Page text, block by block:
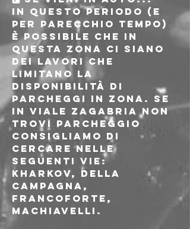
In questo periodo (e
per parecchio tempo)
è possibile che in
questa zona ci siano
dei lavori che
limitano la
disponibilità di
parcheggi in zona. Se
in viale Zagabria non
trovi parcheggio
consigliamo di
cercare nelle
seguenti vie:
Kharkov, della
Campagna,
Francoforte,
Machiavelli.